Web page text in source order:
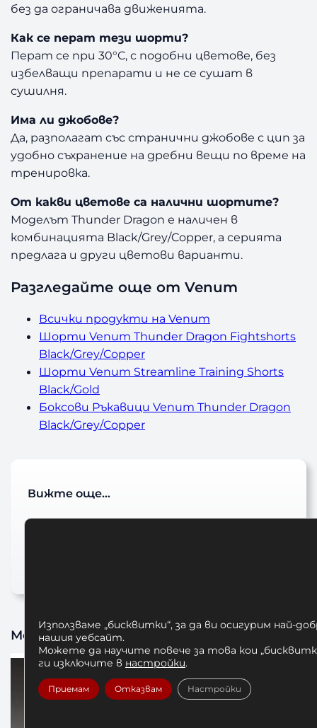
без да ограничава движенията.
Как се перат тези шорти?
Перат се при 30°C, с подобни цветове, без
избелващи препарати и не се сушат в
сушилня.
Има ли джобове?
Да, разполагат със странични джобове с цип за
удобно съхранение на дребни вещи по време на
тренировка.
От какви цветове са налични шортите?
Моделът Thunder Dragon е наличен в
комбинацията Black/Grey/Copper, а серията
предлага и други цветови варианти.
Разгледайте още от Venum
Всички продукти на Venum
Шорти Venum Thunder Dragon Fightshorts
Black/Grey/Copper
Шорти Venum Streamline Training Shorts
Black/Gold
Боксови Ръкавици Venum Thunder Dragon
Black/Grey/Copper
Вижте още…
Може да харесате също
Използваме „бисквитки“, за да ви осигурим най-
нашия уебсайт.
Можете да научите повече за това кои
ги изключите в настройки.
Приемам Отказвам Настройки